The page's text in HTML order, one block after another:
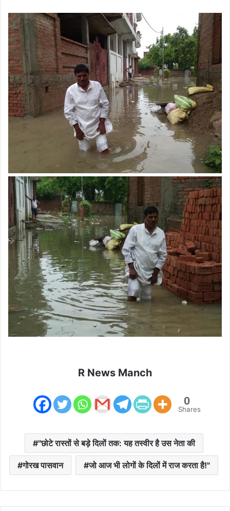
R News Manch
0
Shares
"छोटे रास्तों से बड़े दिलों तक: यह तस्वीर है उस नेता की
गोरख पासवान जो आज भी लोगों के दिलों में राज करता है!"